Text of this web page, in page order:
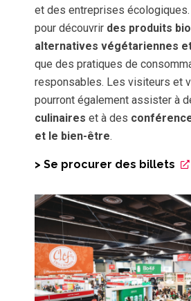
et des entreprises écologiques.
pour découvrir des produits
alternatives végétariennes
que des pratiques de
responsables. Les visiteurs et
pourront également assister à
culinaires et à des
et le bien-être.
> Se procurer des billets